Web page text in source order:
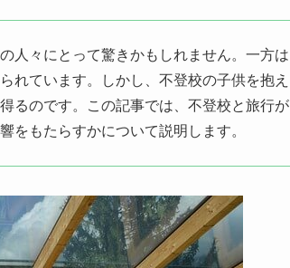
人々にとって驚きかもしれません。一方は
れています。しかし、不登校の子供を抱え
るのです。この記事では、不登校と旅行が
をもたらすかについて説明します。